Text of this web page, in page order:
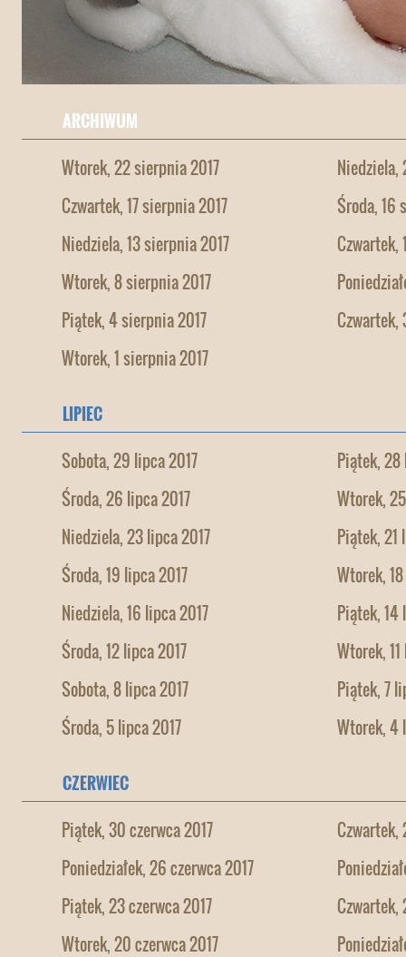
ARCHIWUM
Wtorek, 22 sierpnia 2017
Niedziela,
Czwartek, 17 sierpnia 2017
Środa, 16
Niedziela, 13 sierpnia 2017
Czwartek,
Wtorek, 8 sierpnia 2017
Piątek, 4 sierpnia 2017
Czwartek,
Wtorek, 1 sierpnia 2017
LIPIEC
Sobota, 29 lipca 2017
Piątek, 28
Środa, 26 lipca 2017
Wtorek,
Niedziela, 23 lipca 2017
Piątek, 21
Środa, 19 lipca 2017
Wtorek,
Niedziela, 16 lipca 2017
Piątek, 14
Środa, 12 lipca 2017
Wtorek,
Sobota, 8 lipca 2017
Piątek, 7
Środa, 5 lipca 2017
Wtorek, 4
CZERWIEC
Piątek, 30 czerwca 2017
Czwartek,
Poniedziałek, 26 czerwca 2017
Piątek, 23 czerwca 2017
Czwartek,
Wtorek, 20 czerwca 2017